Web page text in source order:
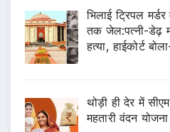
भिलाई ट्रिपल
तक जेल:पत्नी-डेढ़
हत्या, हाईकोर्ट
थोड़ी ही देर में
महतारी वंदन